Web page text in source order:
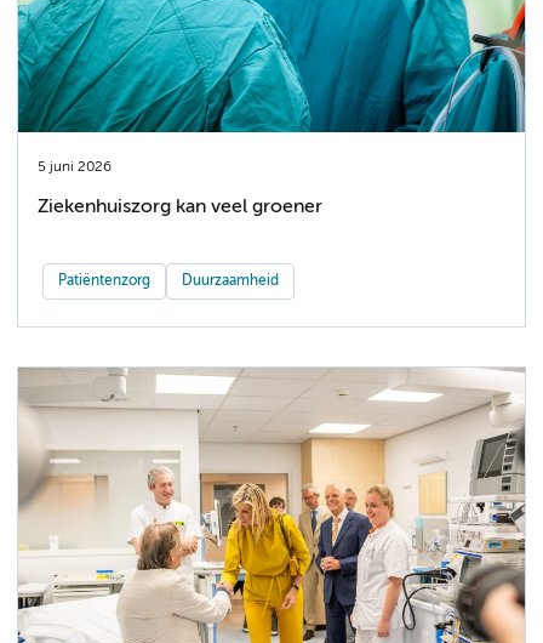
5 juni 2026
Ziekenhuiszorg kan veel groener
Patiëntenzorg Duurzaamheid